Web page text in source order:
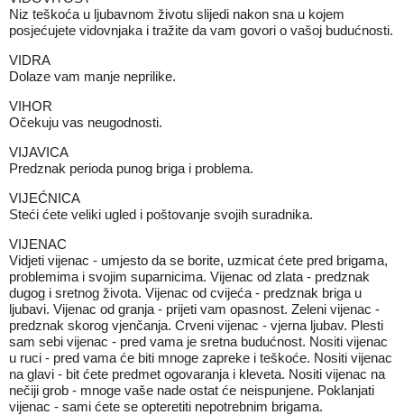
Niz teškoća u ljubavnom životu slijedi nakon sna u kojem
posjećujete vidovnjaka i tražite da vam govori o vašoj budućnosti.
VIDRA
Dolaze vam manje neprilike.
VIHOR
Očekuju vas neugodnosti.
VIJAVICA
Predznak perioda punog briga i problema.
VIJEĆNICA
Steći ćete veliki ugled i poštovanje svojih suradnika.
VIJENAC
Vidjeti vijenac - umjesto da se borite, uzmicat ćete pred brigama,
problemima i svojim suparnicima. Vijenac od zlata - predznak
dugog i sretnog života. Vijenac od cvijeća - predznak briga u
ljubavi. Vijenac od granja - prijeti vam opasnost. Zeleni vijenac -
predznak skorog vjenčanja. Crveni vijenac - vjerna ljubav. Plesti
sam sebi vijenac - pred vama je sretna budućnost. Nositi vijenac
u ruci - pred vama će biti mnoge zapreke i teškoće. Nositi vijenac
na glavi - bit ćete predmet ogovaranja i kleveta. Nositi vijenac na
nečiji grob - mnoge vaše nade ostat će neispunjene. Poklanjati
vijenac - sami ćete se opteretiti nepotrebnim brigama.